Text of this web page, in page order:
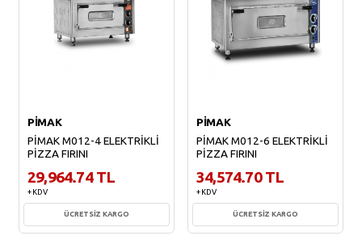
PİMAK
PİMAK M012-4 ELEKTRİKLİ
PİZZA FIRINI
29,964.74 TL
+ KDV
ÜCRETSİZ KARGO
PİMAK
PİMAK M012-6 ELEKTRİKLİ
PİZZA FIRINI
34,574.70 TL
+ KDV
ÜCRETSİZ KARGO